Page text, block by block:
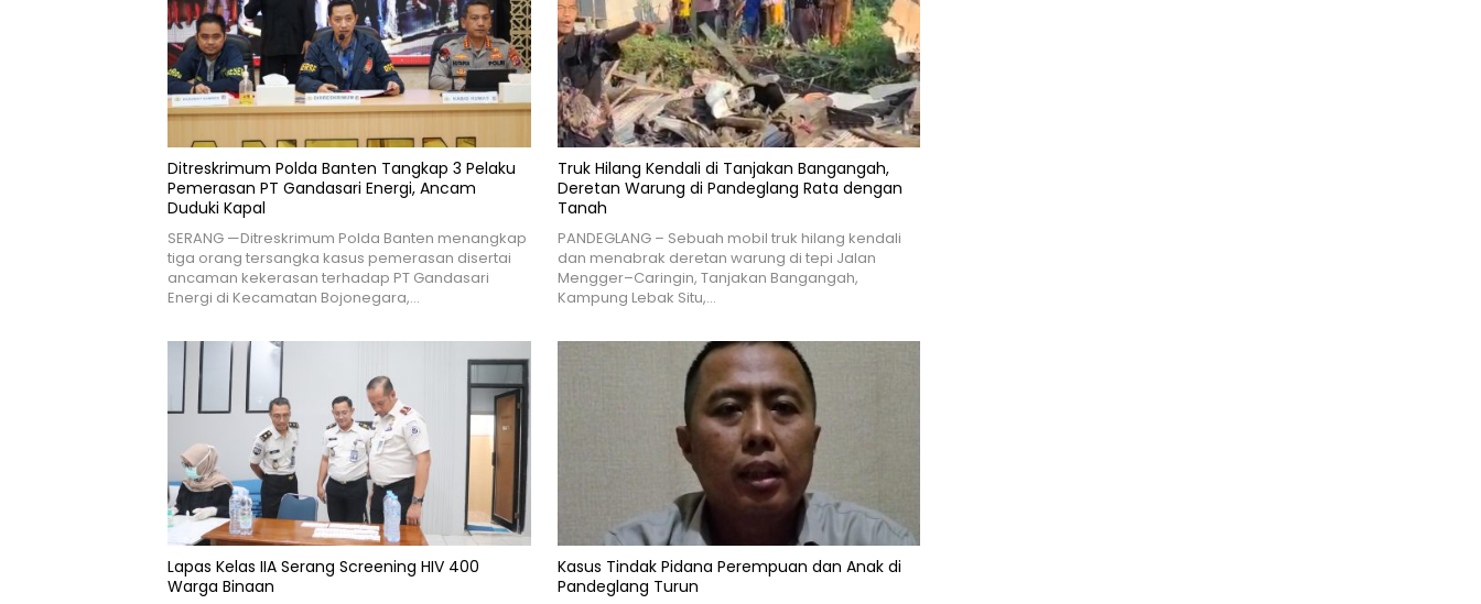
Ditreskrimum Polda Banten Tangkap 3 Pelaku
Pemerasan PT Gandasari Energi, Ancam
Duduki Kapal
SERANG —Ditreskrimum Polda Banten menangkap
tiga orang tersangka kasus pemerasan disertai
ancaman kekerasan terhadap PT Gandasari
Energi di Kecamatan Bojonegara,…
Truk Hilang Kendali di Tanjakan Bangangah,
Deretan Warung di Pandeglang Rata dengan
Tanah
PANDEGLANG – Sebuah mobil truk hilang kendali
dan menabrak deretan warung di tepi Jalan
Mengger–Caringin, Tanjakan Bangangah,
Kampung Lebak Situ,…
Lapas Kelas IIA Serang Screening HIV 400
Warga Binaan
Kasus Tindak Pidana Perempuan dan Anak di
Pandeglang Turun